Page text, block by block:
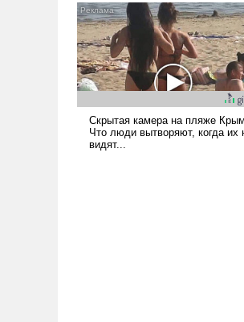
Сложившаяся ситуация
означает многолетний период
уязвимости США, например,
перед Китаем.